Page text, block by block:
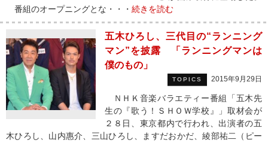
番組のオープニングとな・・・ 続きを読む
五木ひろし、三代目の“ランニング
マン”を披露 「ランニングマンは
僕のもの」
TOPICS 2015年9月29日
ＮＨＫ音楽バラエティー番組「五木先
生の『歌う！ＳＨＯＷ学校』」取材会が
２８日、東京都内で行われ、出演者の五
木ひろし、山内惠介、三山ひろし、ますだおかだ、綾部祐二（ピー